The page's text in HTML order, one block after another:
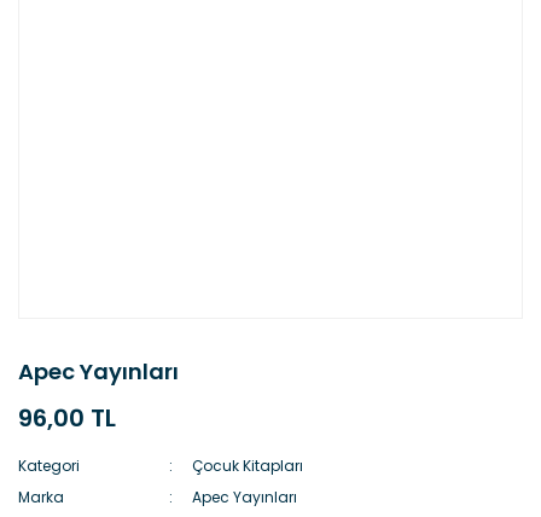
Apec Yayınları
96,00 TL
Kategori
Çocuk Kitapları
Marka
Apec Yayınları